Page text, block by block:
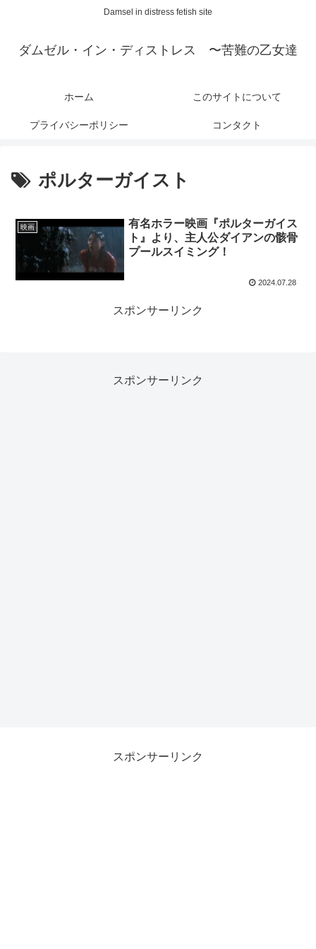
Damsel in distress fetish site
ダムゼル・イン・ディストレス 〜苦難の乙女達
ホーム このサイトについて
プライバシーポリシー コンタクト
ポルターガイスト
映画
有名ホラー映画『ポルターガイス
ト』より、主人公ダイアンの骸骨
プールスイミング！
2024.07.28
スポンサーリンク
スポンサーリンク
スポンサーリンク